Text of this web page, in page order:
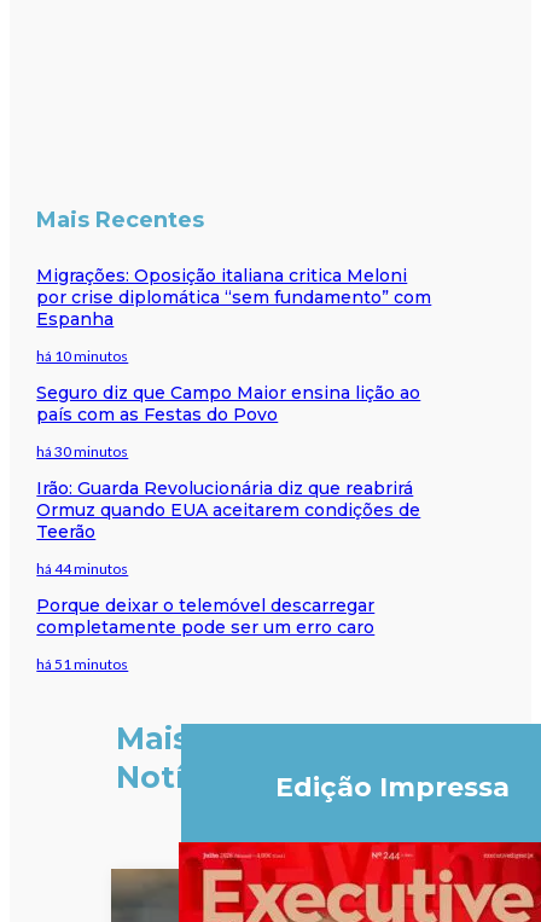
Mais Recentes
Migrações: Oposição italiana critica Meloni
por crise diplomática “sem fundamento” com
Espanha
há 10 minutos
Seguro diz que Campo Maior ensina lição ao
país com as Festas do Povo
há 30 minutos
Irão: Guarda Revolucionária diz que reabrirá
Ormuz quando EUA aceitarem condições de
Teerão
há 44 minutos
Porque deixar o telemóvel descarregar
completamente pode ser um erro caro
há 51 minutos
Mais
Notícias
Edição Impressa